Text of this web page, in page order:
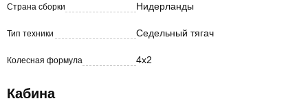
Страна сборки Нидерланды
Тип техники Седельный тягач
Колесная формула 4х2
Кабина